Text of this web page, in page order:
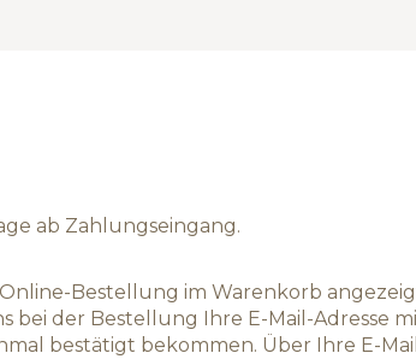
ab Zahlungseingang.
Bestellung im Warenkorb
der Bestellung Ihre E-Mail-Adresse
bestätigt bekommen. Über Ihre E-